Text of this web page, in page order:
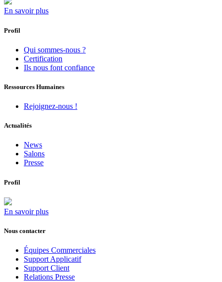
En savoir plus
Profil
Qui sommes-nous ?
Certification
Ils nous font confiance
Ressources Humaines
Rejoignez-nous !
Actualités
News
Salons
Presse
Profil
En savoir plus
Nous contacter
Équipes Commerciales
Support Applicatif
Support Client
Relations Presse